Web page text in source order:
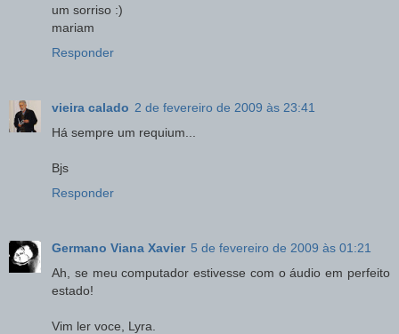
um sorriso :)
mariam
Responder
vieira calado 2 de fevereiro de 2009 às 23:41
Há sempre um requium...
Bjs
Responder
Germano Viana Xavier 5 de fevereiro de 2009 às 01:21
Ah, se meu computador estivesse com o áudio em perfeito
estado!
Vim ler voce, Lyra.